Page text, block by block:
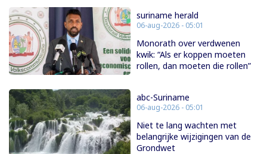
suriname herald
06-aug-2026 - 05:01
Monorath over verdwenen
kwik: “Als er koppen moeten
rollen, dan moeten die rollen”
abc-Suriname
06-aug-2026 - 05:01
Niet te lang wachten met
belangrijke wijzigingen van de
Grondwet